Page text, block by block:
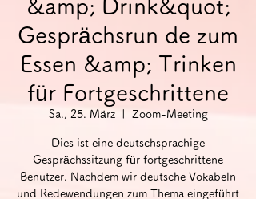
&amp; Drink&quot;
Gesprächsrun de zum
Essen &amp; Trinken
für Fortgeschrittene
Sa., 25. März
  |
Zoom-Meeting
Dies ist eine deutschsprachige
Gesprächssitzung für fortgeschrittene
Benutzer. Nachdem wir deutsche Vokabeln
und Redewendungen zum Thema eingeführt